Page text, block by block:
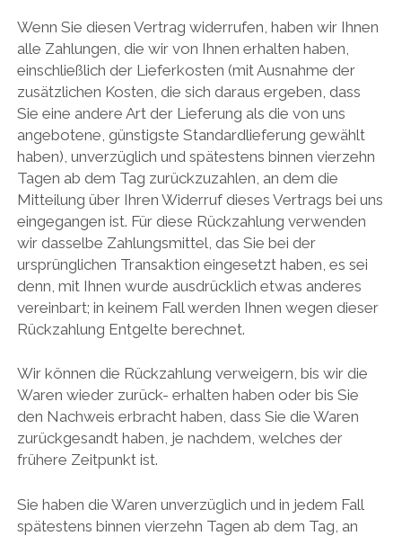
Wenn Sie diesen Vertrag widerrufen, haben wir Ihnen
alle Zahlungen, die wir von Ihnen erhalten haben,
einschließlich der Lieferkosten (mit Ausnahme der
zusätzlichen Kosten, die sich daraus ergeben, dass
Sie eine andere Art der Lieferung als die von uns
angebotene, günstigste Standardlieferung gewählt
haben), unverzüglich und spätestens binnen vierzehn
Tagen ab dem Tag zurückzuzahlen, an dem die
Mitteilung über Ihren Widerruf dieses Vertrags bei uns
eingegangen ist. Für diese Rückzahlung verwenden
wir dasselbe Zahlungsmittel, das Sie bei der
ursprünglichen Transaktion eingesetzt haben, es sei
denn, mit Ihnen wurde ausdrücklich etwas anderes
vereinbart; in keinem Fall werden Ihnen wegen dieser
Rückzahlung Entgelte berechnet.
Wir können die Rückzahlung verweigern, bis wir die
Waren wieder zurück- erhalten haben oder bis Sie
den Nachweis erbracht haben, dass Sie die Waren
zurückgesandt haben, je nachdem, welches der
frühere Zeitpunkt ist.
Sie haben die Waren unverzüglich und in jedem Fall
spätestens binnen vierzehn Tagen ab dem Tag, an